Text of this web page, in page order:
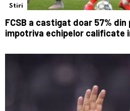
Stiri
FCSB a castigat doar 57%
impotriva echipelor calificate